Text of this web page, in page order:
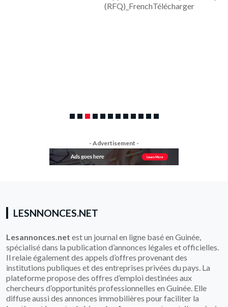
- Advertisement -
LESNNONCES.NET
Lesannonces.net est un journal en ligne basé en Guinée,
spécialisé dans la publication d’annonces légales et officielles.
Il relaie également des appels d’offres provenant des
institutions publiques et des entreprises privées du pays. La
plateforme propose des offres d’emploi destinées aux
chercheurs d’opportunités professionnelles en Guinée. Elle
diffuse aussi des annonces immobilières pour faciliter la